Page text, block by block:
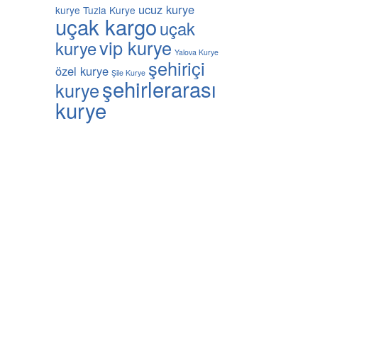
kurye Tuzla Kurye ucuz kurye
uçak kargouçak
kuryevip kurye Yalova Kurye
özel kurye Şile Kurye şehiriçi
kuryeşehirlerarası
kurye